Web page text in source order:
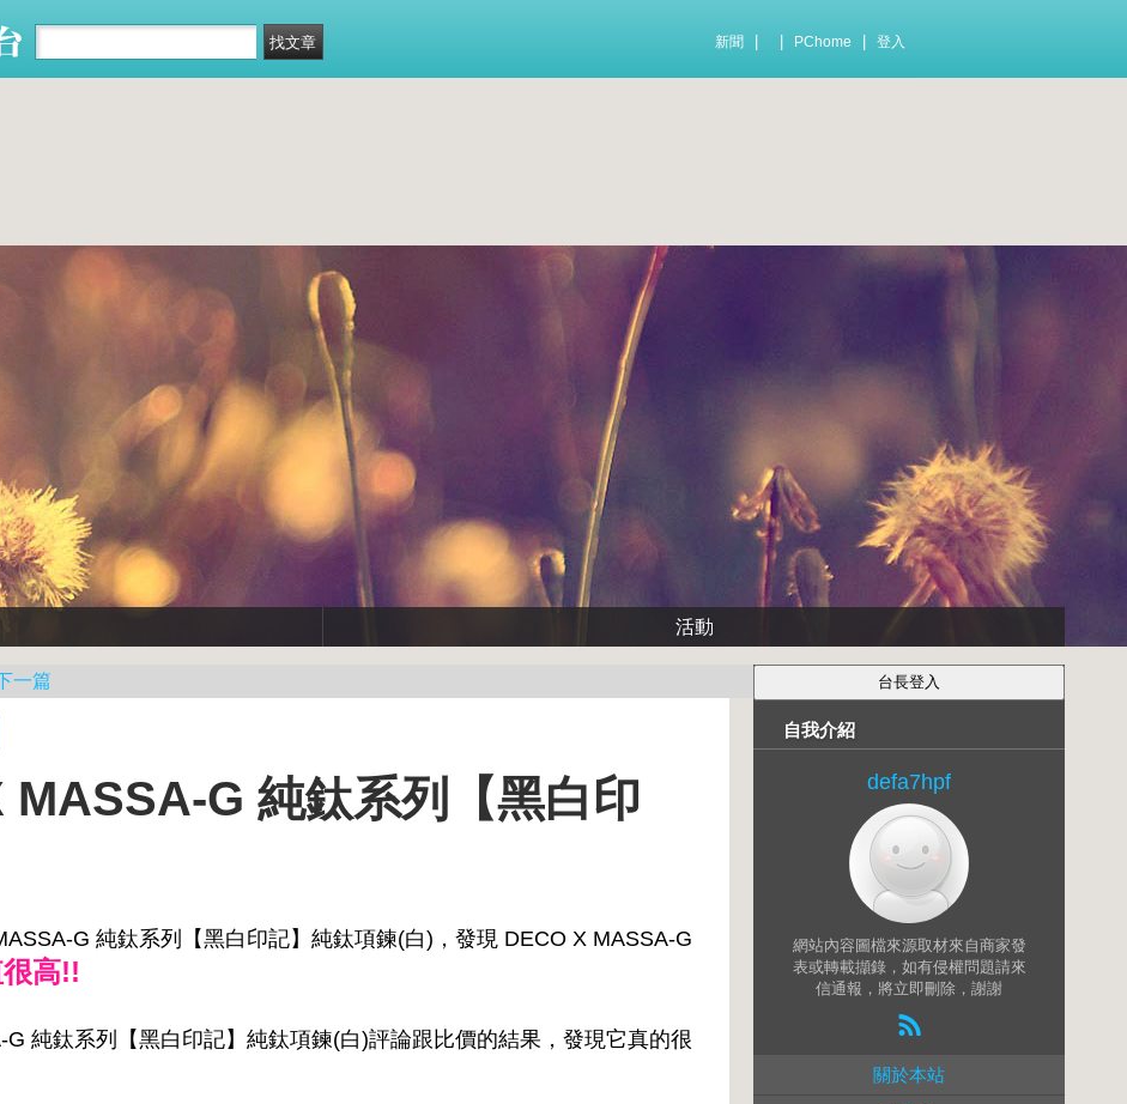
新聞 PChome 登入
活動
一篇
G 純鈦系列【黑白印
G 純鈦系列【黑白印記】純鈦項鍊(白)，發現 DECO X MASSA-G
高!!
純鈦系列【黑白印記】純鈦項鍊(白)評論跟比價的結果，發現它真的很
自我介紹
defa7hpf
網站內容圖檔來源取材來自商家發
表或轉載擷錄，如有侵權問題請來
信通報，將立即刪除，謝謝
關於本站